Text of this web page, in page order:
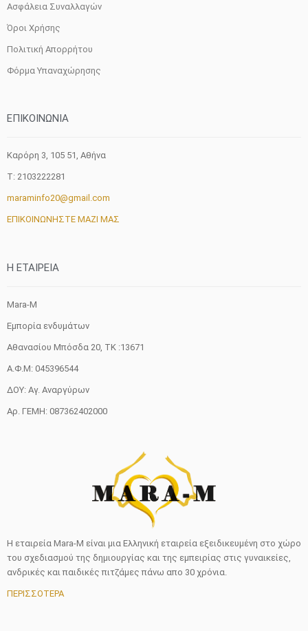
Ασφάλεια Συναλλαγών
Όροι Χρήσης
Πολιτική Απορρήτου
Φόρμα Υπαναχώρησης
ΕΠΙΚΟΙΝΩΝΙΑ
Καρόρη 3, 105 51, Aθήνα
T: 2103222281
maraminfo20@gmail.com
ΕΠΙΚΟΙΝΩΝΗΣΤΕ ΜΑΖΙ ΜΑΣ
H ETAIΡΕΙΑ
Mara-M
Εμπορία ενδυμάτων
Αθανασίου Μπόσδα 20, ΤΚ :13671
Α.Φ.Μ: 045396544
ΔΟΥ: Αγ. Αναργύρων
Αρ. ΓΕΜΗ: 087362402000
Η εταιρεία Mara-M είναι μια Ελληνική εταιρεία εξειδικευμένη στο χώρο
του σχεδιασμού της δημιουργίας και της εμπειρίας στις γυναικείες,
ανδρικές και παιδικές πιτζάμες πάνω απο 30 χρόνια.
ΠΕΡΙΣΣΟΤΕΡΑ